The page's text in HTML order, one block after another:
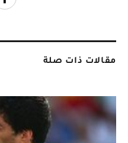
مقالات ذات صلة